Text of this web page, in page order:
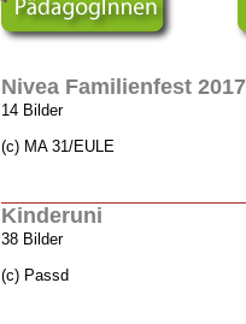
Nivea Familienfest 2017
14 Bilder
(c) MA 31/EULE
Kinderuni
38 Bilder
(c) Passd